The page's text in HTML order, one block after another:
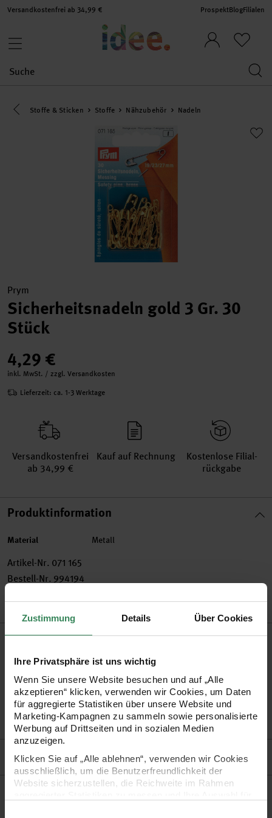
Zustimmung Details Über Cookies
Ihre Privatsphäre ist uns wichtig
Wenn Sie unsere Website besuchen und auf „Alle
akzeptieren“ klicken, verwenden wir Cookies, um Daten
für aggregierte Statistiken über unsere Website und
Marketing-Kampagnen zu sammeln sowie personalisierte
Werbung auf Drittseiten und in sozialen Medien
anzuzeigen.
Klicken Sie auf „Alle ablehnen“, verwenden wir Cookies
ausschließlich, um die Benutzerfreundlichkeit der
Website sicherzustellen, die Reichweite im Rahmen
Versandkostenfrei ab 34,99 € ProspektBlogFilialen
Eine Kategorie zurück navigieren
Stoffe & Sticken Stoffe Nähzubehör Nadeln
Prym
Sicherheitsnadeln gold 3 Gr. 30
Stück
4,29 €
inkl. MwSt. / zzgl. Versandkosten
Lieferzeit: ca. 1-3 Werktage
Versand­kosten­frei
ab 34,99 €
Kauf auf Rechnung
Kosten­lose Filial­
rückgabe
Produktinformation
Material Metall
Artikel-Nr. 071 165
Bestell-Nr. 994194
Produktbeschreibung
Das Prym Kurzwarensortiment bietet Ihnen eine Vielfalt an
Zubehör und Helfer für Ihre Näharbeiten.
Hersteller
Kaufempfehlung